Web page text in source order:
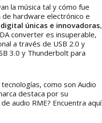
la música tal y cómo fue
de hardware electrónico e
únicas e innovadoras,
converter es insuperable,
a través de USB 2.0 y
3.0 y Thunderbolt para
como son Audio
destaca por su
audio RME? Encuentra aquí